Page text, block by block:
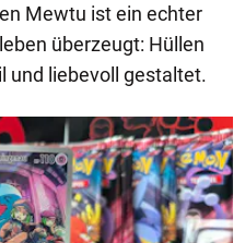
Mewtu ist ein echter
überzeugt: Hüllen
und liebevoll gestaltet.